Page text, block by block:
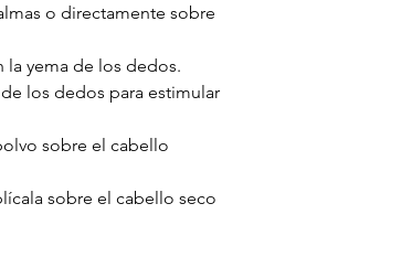
o directamente sobre
yema de los dedos.
los dedos para estimular
sobre el cabello
sobre el cabello seco